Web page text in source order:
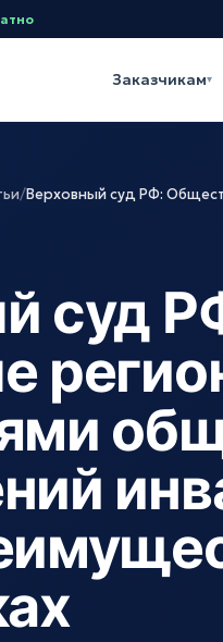
Заказчикам▾
/Верховный суд РФ:
суд